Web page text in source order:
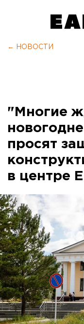
← НОВОСТИ
"Многие
просят
в центре